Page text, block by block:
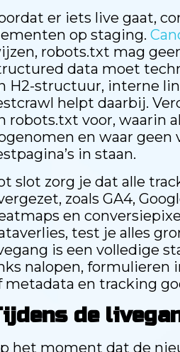
er iets live gaat,
op staging.
robots.txt mag
data moet
H2-structuur, interne
helpt daarbij.
robots.txt voor, waarin
en waar
in staan.
slot zorg je dat alle
zoals GA4,
en
test je alles
is een volledige
nalopen, formulieren
metadata en tracking
de
het moment dat de